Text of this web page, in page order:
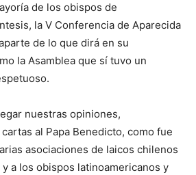
de los obispos de
la V Conferencia de Aparecida
de lo que dirá en su
la Asamblea que sí tuvo un
nuestras opiniones,
al Papa Benedicto, como fue
asociaciones de laicos chilenos
a los obispos latinoamericanos y